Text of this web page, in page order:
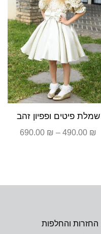
שמלת פיטים ופפיון זהב
490.00 ₪
–
690.00 ₪
החזרות והחלפות